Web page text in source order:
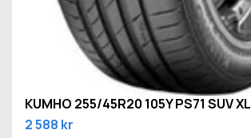
KUMHO 255/45R20 105Y PS71 SUV XL
2 588 kr